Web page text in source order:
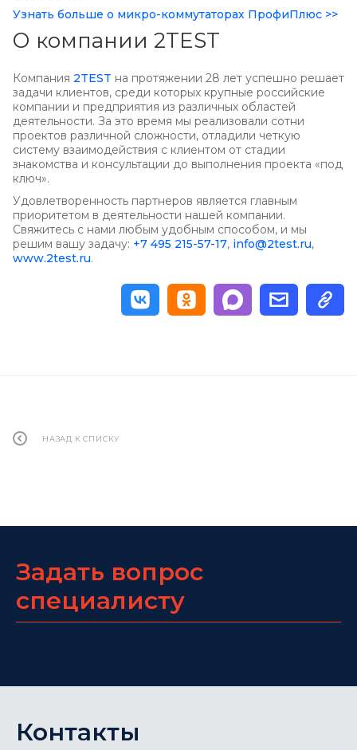
Узнать больше о микро-коммутаторах ПрофиПлюс >>
О компании 2TEST
Компания 2TEST на протяжении 28 лет успешно решает
задачи клиентов, среди которых крупные российские
компании и предприятия из различных областей
деятельности. За это время мы реализовали сотни
проектов различной сложности, отладили четкую
систему взаимодействия с клиентом от стадии
знакомства и консультации до выполнения проекта «под
ключ».
Удовлетворенность партнеров является главным
приоритетом в деятельности нашей компании.
Свяжитесь с нами любым удобным способом, и мы
решим вашу задачу: +7 495 215-57-17, info@2test.ru,
www.2test.ru.
НАЗАД К СПИСКУ
Задать вопрос
специалисту
Контакты